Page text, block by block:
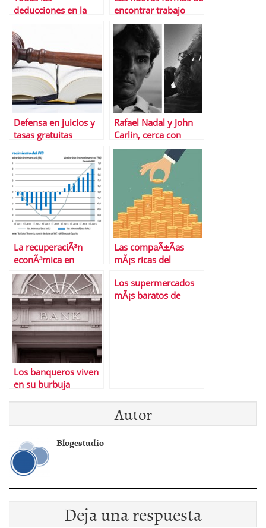
deducciones en la
renta 2014
encontrar trabajo
Defensa en juicios y
tasas gratuitas
Rafael Nadal y John
Carlin, cerca con
Banco Sabadell
La recuperaciÃ³n
econÃ³mica en
EspaÃ±a,
Â¿consolidada?
Las compaÃ±Ã­as
mÃ¡s ricas del
Los banqueros viven
en su burbuja
Los supermercados
mÃ¡s baratos de
Autor
Blogestudio
Deja una respuesta